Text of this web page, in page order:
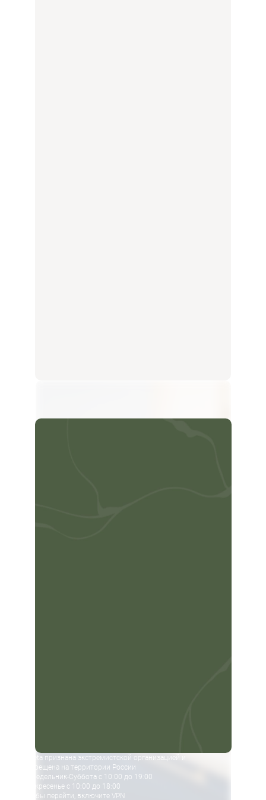
Meta признана экстремистской организацией и
запрещена на территории России
Понедельник-Суббота с 10:00 до 19:00
Воскресенье с 10:00 до 18:00
Чтобы перейти, включите VPN